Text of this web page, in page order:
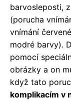
barvosleposti,
(porucha
vnímání
modré barvy).
pomocí
obrázky a on
když tato
komplikacím v